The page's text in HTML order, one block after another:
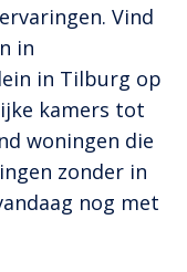
Vind
in
in Tilburg op
kamers tot
woningen die
zonder in
nog met